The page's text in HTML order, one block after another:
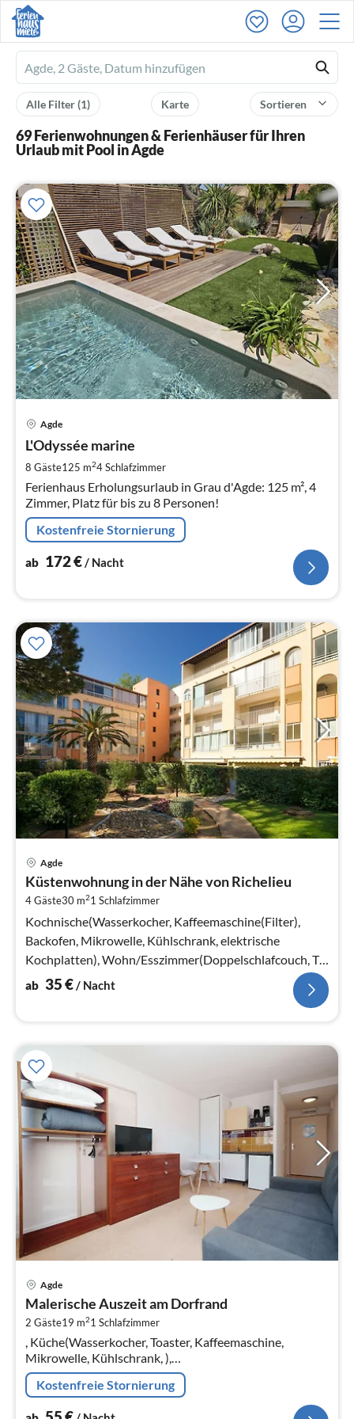
Ferienhausmiete
logo
Sortieren
Karte
Alle Filter(1)
69 Ferienwohnungen & Ferienhäuser für Ihren
Urlaub mit Pool in Agde
Agde
L'Odyssée marine
8 Gäste125 m24Schlafzimmer
Ferienhaus Erholungsurlaub in Grau d'Agde: 125 m², 4
Zimmer, Platz für bis zu 8 Personen!
Kostenfreie Stornierung
ab 172€/ Nacht
Agde
Küstenwohnung in der Nähe von Richelieu
4 Gäste30 m21 Schlafzimmer
Kochnische(Wasserkocher, Kaffeemaschine(Filter),
Backofen, Mikrowelle, Kühlschrank, elektrische
Kochplatten), Wohn/Esszimmer(Doppelschlafcouch, TV,
Esstisch)
ab 35€/ Nacht
Agde
Malerische Auszeit am Dorfrand
2 Gäste19 m21 Schlafzimmer
, Küche(Wasserkocher, Toaster, Kaffeemaschine,
Mikrowelle, Kühlschrank, ),
Wohn-/Schlafzimmer(Doppelschlafcouch, TV, Esstisch,
Sitzecke)
Kostenfreie Stornierung